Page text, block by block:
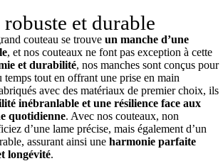
et durable
couteau se trouve un manche d’une
, et nos couteaux ne font pas exception à cette
et durabilité, nos manches sont conçus pour
temps tout en offrant une prise en main
avec des matériaux de premier choix, ils
inébranlable et une résilience face aux
quotidienne. Avec nos couteaux, non
d’une lame précise, mais également d’un
assurant ainsi une harmonie parfaite
longévité.